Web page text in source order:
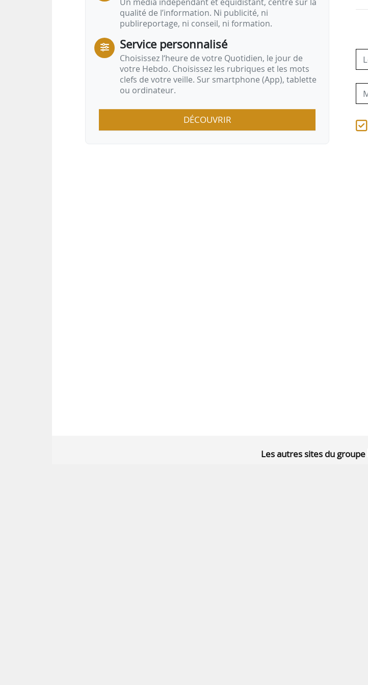
qualité de l’information. Ni publicité, ni
publireportage, ni conseil, ni formation.
Service personnalisé
Choisissez l‘heure de votre Quotidien, le jour de
votre Hebdo. Choisissez les rubriques et les mots
clefs de votre veille. Sur smartphone (App), tablette
ou ordinateur.
DÉCOUVRIR
Les autres sites du groupe